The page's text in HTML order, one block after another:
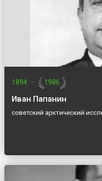
1894 — 1986
Иван Папанин
советский арктический